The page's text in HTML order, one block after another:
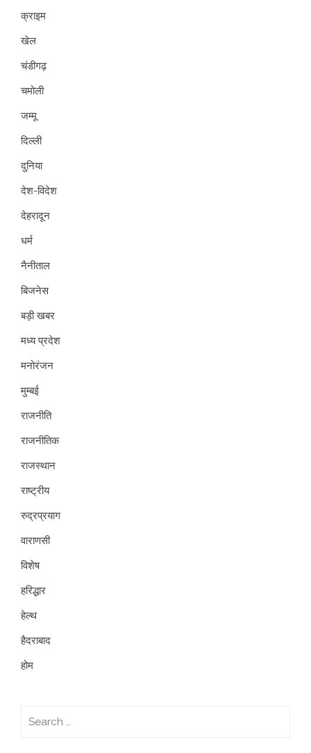
क्राइम
खेल
चंडीगढ़
चमोली
जम्मू
दिल्ली
दुनिया
देश-विदेश
देहरादून
धर्म
नैनीताल
बिजनेस
बड़ी खबर
मध्य प्रदेश
मनोरंजन
मुम्बई
राजनीति
राजनीतिक
राजस्थान
राष्ट्रीय
रुद्रप्रयाग
वाराणसी
विशेष
हरिद्धार
हेल्थ
हैदराबाद
होम